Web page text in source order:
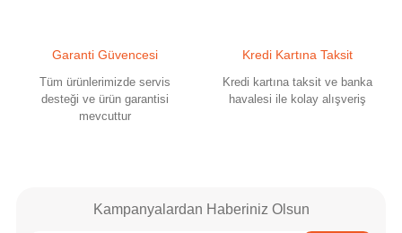
Garanti Güvencesi
Tüm ürünlerimizde servis
desteği ve ürün garantisi
mevcuttur
Kredi Kartına Taksit
Kredi kartına taksit ve banka
havalesi ile kolay alışveriş
Kampanyalardan Haberiniz Olsun